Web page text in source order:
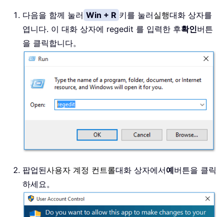
다음을 함께 눌러 Win + R 키를 눌러실행대화 상자를
엽니다. 이 대화 상자에 regedit 를 입력한 후확인버튼
을 클릭합니다。
팝업된사용자 계정 컨트롤대화 상자에서예버튼을 클릭
하세요。